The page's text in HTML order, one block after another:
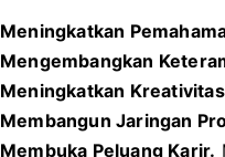
Meningkatkan
Mengembangkan
Meningkatkan
Membangun Jaringan
Membuka Peluang Karir.